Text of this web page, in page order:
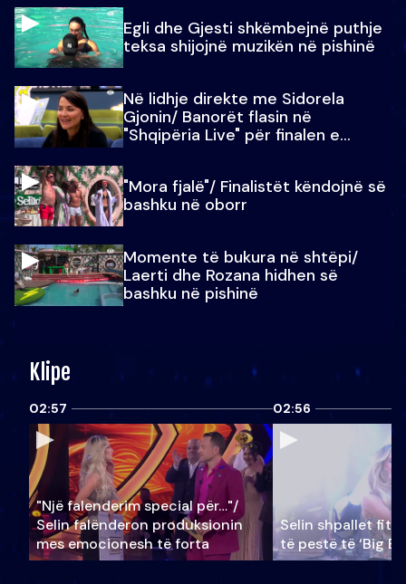
Egli dhe Gjesti shkëmbejnë puthje
teksa shijojnë muzikën në pishinë
Në lidhje direkte me Sidorela
Gjonin/ Banorët flasin në
"Shqipëria Live" për finalen e
"Mora fjalë"/ Finalistët këndojnë së
bashku në oborr
Momente të bukura në shtëpi/
Laerti dhe Rozana hidhen së
bashku në pishinë
Klipe
02:57
"Një falenderim special për…"/
Selin falënderon produksionin
mes emocionesh të forta
02:56
Selin shpallet
të pestë të ‘Big